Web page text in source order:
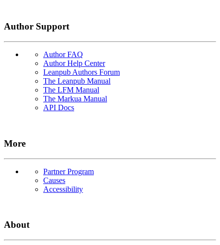
Author Support
Author FAQ
Author Help Center
Leanpub Authors Forum
The Leanpub Manual
The LFM Manual
The Markua Manual
API Docs
More
Partner Program
Causes
Accessibility
About